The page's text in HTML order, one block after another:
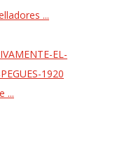
...
...